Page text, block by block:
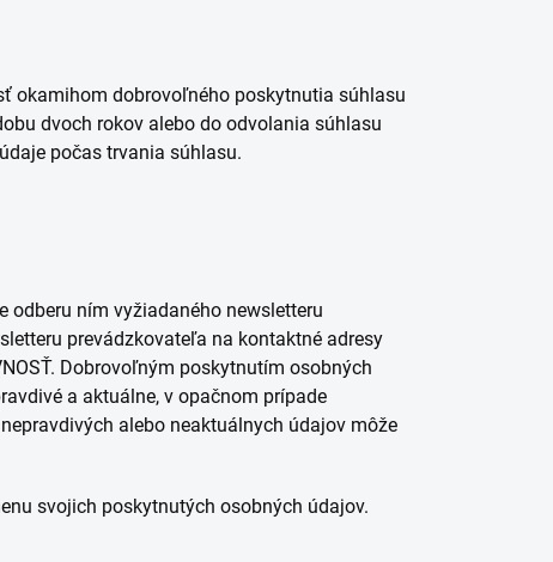
okamihom dobrovoľného poskytnutia súhlasu
dvoch rokov alebo do odvolania súhlasu
počas trvania súhlasu.
odberu ním vyžiadaného newsletteru
prevádzkovateľa na kontaktné adresy
Dobrovoľným poskytnutím osobných
a aktuálne, v opačnom prípade
alebo neaktuálnych údajov môže
svojich poskytnutých osobných údajov.